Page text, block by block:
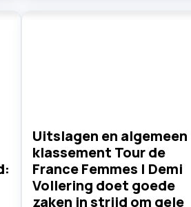
Uitslagen en algemeen
klassement Tour de
France Femmes | Demi
Vollering doet goede
zaken in strijd om gele